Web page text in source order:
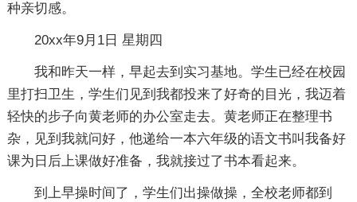
种亲切感。
20xx年9月1日 星期四
我和昨天一样，早起去到实习基地。学生已经在校园
里打扫卫生，学生们见到我都投来了好奇的目光，我迈着
轻快的步子向黄老师的办公室走去。黄老师正在整理书
杂，见到我就问好，他递给一本六年级的语文书叫我备好
课为日后上课做好准备，我就接过了书本看起来。
到上早操时间了，学生们出操做操，全校老师都到